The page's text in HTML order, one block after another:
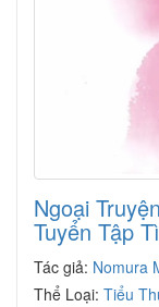
Ngoại
Tuyển Tập
Tác giả: Nomura
Thể Loại: Tiểu